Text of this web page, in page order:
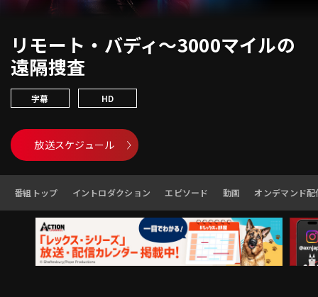
リモート・バディ～3000マイルの
遠隔捜査
字幕 HD
放送スケジュール
番組トップ イントロダクション エピソード 動画 オンデマンド配